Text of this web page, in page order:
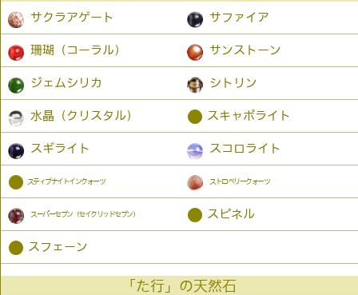
サクラアゲート サファイア
珊瑚（コーラル） サンストーン
ジェムシリカ シトリン
水晶（クリスタル） ● スキャポライト
スギライト スコロライト
● スティブナイトインクォーツ ストロベリークォーツ
スーパーセブン（セイクリッドセブン） ● スピネル
● スフェーン
「た行」の天然石